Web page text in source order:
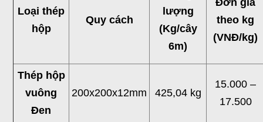
Loại thép
hộp
Quy cách
lượng
(Kg/cây
6m)
Đơn giá
theo kg
(VNĐ/kg)
Thép hộp
vuông
Đen
200x200x12mm 425,04 kg
15.000 –
17.500